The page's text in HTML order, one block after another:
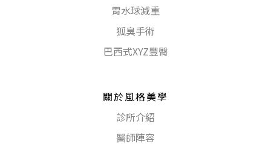
胃水球減重
狐臭手術
巴西式XYZ豐臀
關於風格美學
診所介紹
醫師陣容